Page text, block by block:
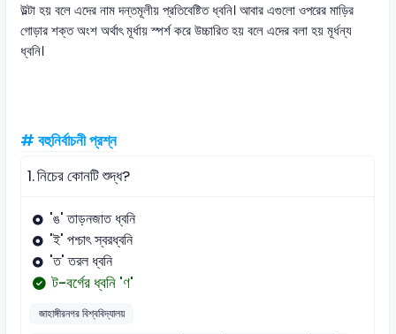
উল্টা হয় বলে এদের নাম দন্তমূলীয় প্রতিবেষ্টিত ধ্বনি। আবার এগুলো ওপরের মাড়ির
গোড়ার শক্ত অংশ অর্থাৎ মূর্ধায় স্পর্শ করে উচ্চারিত হয় বলে এদের বলা হয় মূর্ধন্য
ধ্বনি।
# বহুনির্বাচনী প্রশ্ন
1.নিচের কোনটি শুদ্ধ?
'ঙ' তাড়নজাত ধ্বনি
'ই' পশ্চাৎ স্বরধ্বনি
'ত' তরল ধ্বনি
ট-বর্গের ধ্বনি 'ণ'
জাহাঙ্গীরনগর বিশ্ববিদ্যালয়